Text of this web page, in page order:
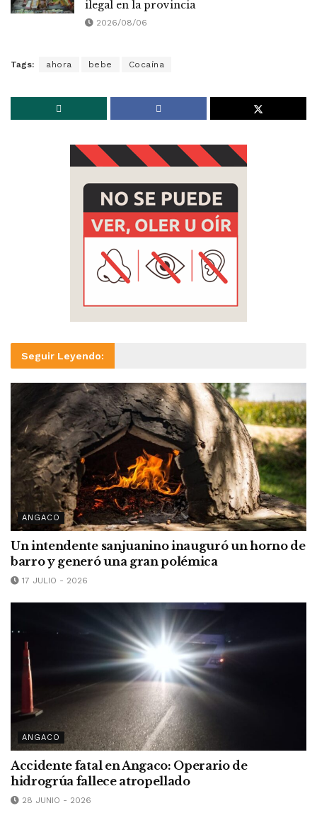
ilegal en la provincia
2026/08/06
Tags: ahora bebe Cocaína
Seguir Leyendo:
ANGACO
Un intendente sanjuanino inauguró un horno de
barro y generó una gran polémica
17 JULIO - 2026
ANGACO
Accidente fatal en Angaco: Operario de
hidrogrúa fallece atropellado
28 JUNIO - 2026